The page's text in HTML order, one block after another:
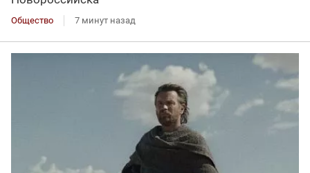
Общество 7 минут назад